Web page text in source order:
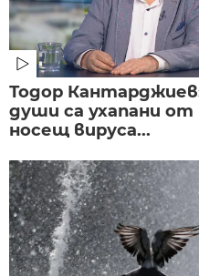
Тодор
души са ухапани от
носещ вируса...